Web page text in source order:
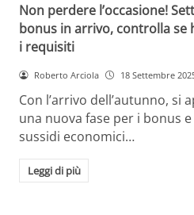
Non perdere l’occasione!
bonus in arrivo, controlla se
i requisiti
Roberto Arciola 18 Settembre
Con l’arrivo dell’autunno, si
una nuova fase per i bonus e
sussidi economici…
Leggi di più